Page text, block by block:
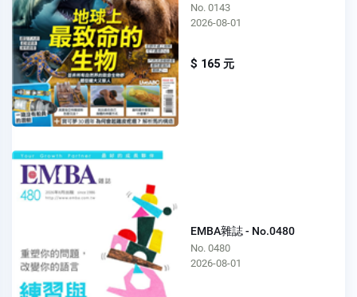
No. 0143
2026-08-01
$ 165 元
EMBA雜誌 - No.0480
No. 0480
2026-08-01